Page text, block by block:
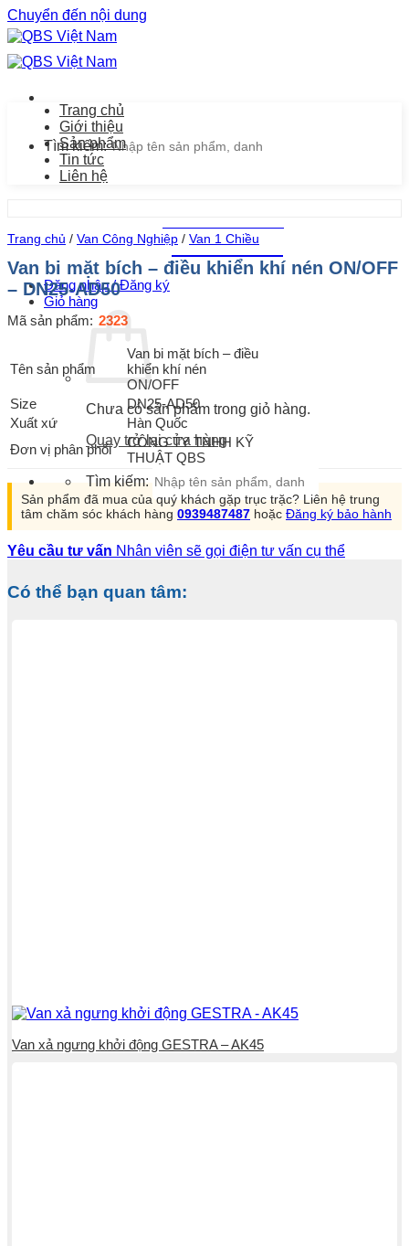
Chuyển đến nội dung
Tìm kiếm:
0939.487.487
Đăng nhập / Đăng ký
Giỏ hàng
Chưa có sản phẩm trong giỏ hàng.
Quay trở lại cửa hàng
Tìm kiếm:
Trang chủ
Giới thiệu
Sản phẩm
Tin tức
Liên hệ
Trang chủ / Van Công Nghiệp / Van 1 Chiều
Van bi mặt bích – điều khiển khí nén ON/OFF
– DN25-AD50
Mã sản phẩm: 2323
Tên sản phẩm
Van bi mặt bích – điều
khiển khí nén
ON/OFF
Size
DN25-AD50
Xuất xứ
Hàn Quốc
Đơn vị phân phối
CÔNG TY TNHH KỸ
THUẬT QBS
Sản phẩm đã mua của quý khách gặp trục trặc? Liên hệ trung
tâm chăm sóc khách hàng 0939487487 hoặc Đăng ký bảo hành
Yêu cầu tư vấn Nhân viên sẽ gọi điện tư vấn cụ thể
Có thể bạn quan tâm:
Van xả ngưng khởi động GESTRA – AK45